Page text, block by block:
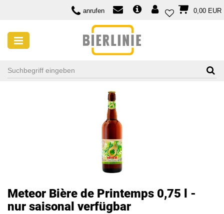
anrufen 0,00 EUR
Meteor Bière de Printemps 0,75 l -
nur saisonal verfügbar